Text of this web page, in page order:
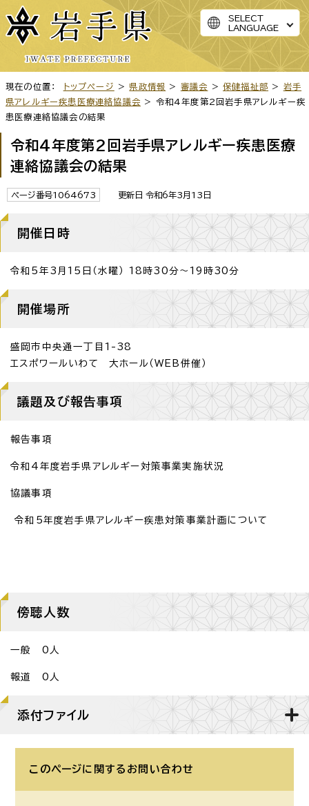
SELECT
LANGUAGE
現在の位置： トップページ > 県政情報 > 審議会 >保健福祉部 > 岩手
県アレルギー疾患医療連絡協議会 > 令和4年度第2回岩手県アレルギー疾
患医療連絡協議会の結果
令和4年度第2回岩手県アレルギー疾患医療
連絡協議会の結果
ページ番号1064673 更新日 令和6年3月13日
開催日時
令和5年3月15日（水曜） 18時30分～19時30分
開催場所
盛岡市中央通一丁目1-38
エスポワールいわて 大ホール（WEB併催）
議題及び報告事項
報告事項
令和4年度岩手県アレルギー対策事業実施状況
協議事項
令和5年度岩手県アレルギー疾患対策事業計画について
傍聴人数
一般 0人
報道 0人
添付ファイル
このページに関する お問い合わせ